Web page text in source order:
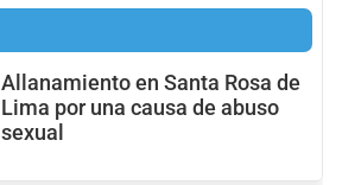
Allanamiento en Santa Rosa de
Lima por una causa de abuso
sexual